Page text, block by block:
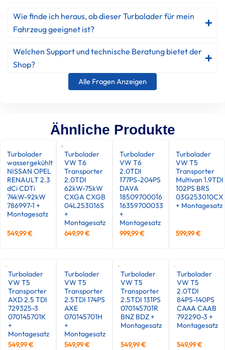
Wie finde ich heraus, ob dieser Turbolader für mein
Fahrzeug geeignet ist?
Welchen Support und technische Beratung bietet der
Shop?
Alle Fragen Anzeigen
Ähnliche Produkte
Turbolader
wassergekühlt
NISSAN OPEL
RENAULT 2.3
dCi CDTi
74kW-92kW
786997-1 +
Montagesatz
549,99€
Turbolader
VW T6
Transporter
2.0TDI
62kW-75kW
CXGA CXGB
04L253016S
+
Montagesatz
649,99€
Turbolader
VW T6
2.0TDI
177PS-204PS
DAVA
18509700016
16359700033
+
Montagesatz
999,99€
Turbolader
VW T5
Transporter
Multivan 1.9TDI
102PS BRS
03G253010CX
+ Montagesatz
599,99€
Turbolader
VW T5
Transporter
AXD 2.5 TDI
729325-3
070145701K
+
Montagesatz
549,99€
Turbolader
VW T5
Transporter
2.5TDI 174PS
AXE
070145701H
+
Montagesatz
549,99€
Turbolader
VW T5
Transporter
2.5TDI 131PS
070145701R
BNZ BDZ +
Montagesatz
549,99€
Turbolader
VW T5
2.0TDI
84PS-140PS
CAAA CAAB
792290-3 +
Montagesatz
549,99€